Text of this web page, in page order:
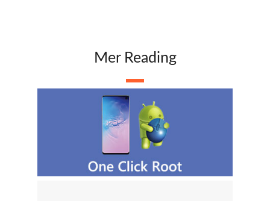
Mer Reading